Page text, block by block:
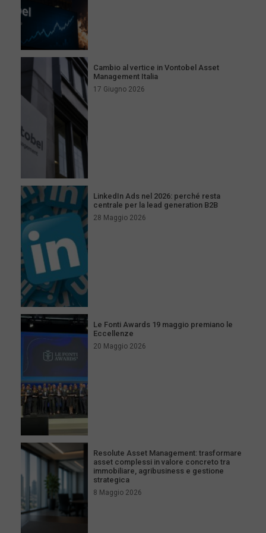
Cambio al vertice in Vontobel Asset
Management Italia
17 Giugno 2026
LinkedIn Ads nel 2026: perché resta
centrale per la lead generation B2B
28 Maggio 2026
Le Fonti Awards 19 maggio premiano le
Eccellenze
20 Maggio 2026
Resolute Asset Management: trasformare
asset complessi in valore concreto tra
immobiliare, agribusiness e gestione
strategica
8 Maggio 2026